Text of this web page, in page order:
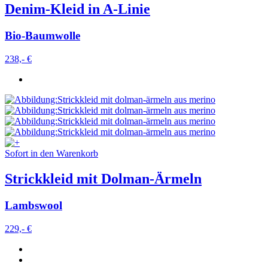
Denim-Kleid in A-Linie
Bio-Baumwolle
238,- €
Sofort in den Warenkorb
Strickkleid mit Dolman-Ärmeln
Lambswool
229,- €